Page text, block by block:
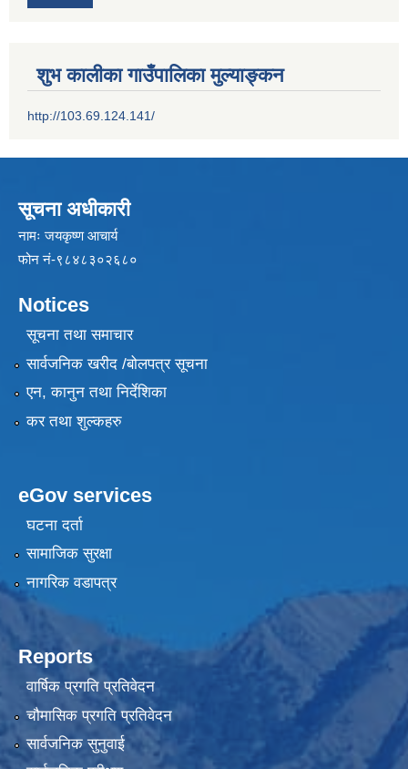
शुभ कालीका गाउँपालिका मुल्याङ्कन
http://103.69.124.141/
सूचना अधीकारी
नामः जयकृष्ण आचार्य
फोन नं-९८४८३०२६८०
Notices
सूचना तथा समाचार
सार्वजनिक खरीद /बोलपत्र सूचना
एन, कानुन तथा निर्देशिका
कर तथा शुल्कहरु
eGov services
घटना दर्ता
सामाजिक सुरक्षा
नागरिक वडापत्र
Reports
वार्षिक प्रगति प्रतिवेदन
चौमासिक प्रगति प्रतिवेदन
सार्वजनिक सुनुवाई